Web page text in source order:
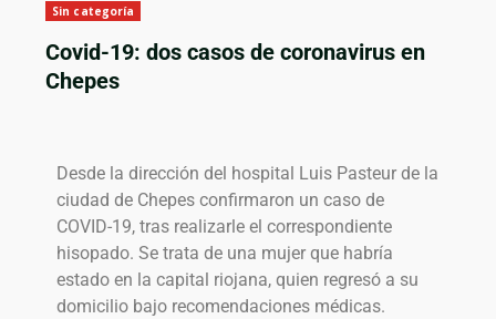
Sin categoría
Covid-19: dos casos de coronavirus en
Chepes
Desde la dirección del hospital Luis Pasteur de la
ciudad de Chepes confirmaron un caso de
COVID-19, tras realizarle el correspondiente
hisopado. Se trata de una mujer que habría
estado en la capital riojana, quien regresó a su
domicilio bajo recomendaciones médicas.